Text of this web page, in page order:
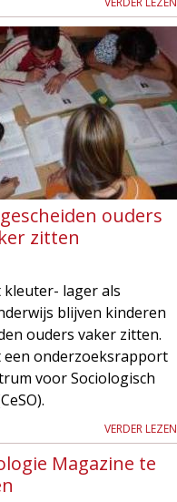
ouders
zitten
kleuter- lager als
blijven kinderen
ouders vaker zitten.
onderzoeksrapport
voor Sociologisch
VERDER LEZEN
Magazine te